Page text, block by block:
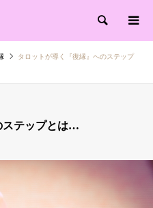
検索
タロットが導く『復縁』へのステップ
ステップとは…